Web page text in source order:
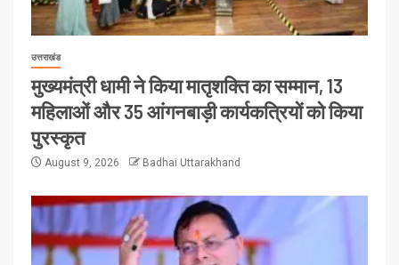
उत्तराखंड
मुख्यमंत्री धामी ने किया मातृशक्ति का सम्मान, 13
महिलाओं और 35 आंगनबाड़ी कार्यकत्रियों को किया
पुरस्कृत
August 9, 2026 Badhai Uttarakhand